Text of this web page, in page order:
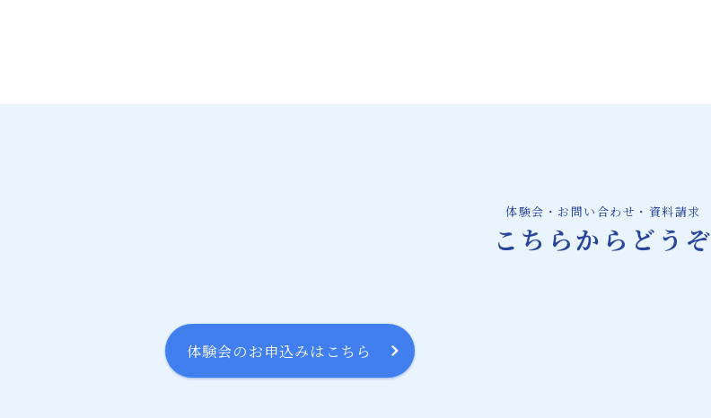
体験会・お問い合わせ・資料請求
こちらからどうぞ
体験会のお申込みはこちら